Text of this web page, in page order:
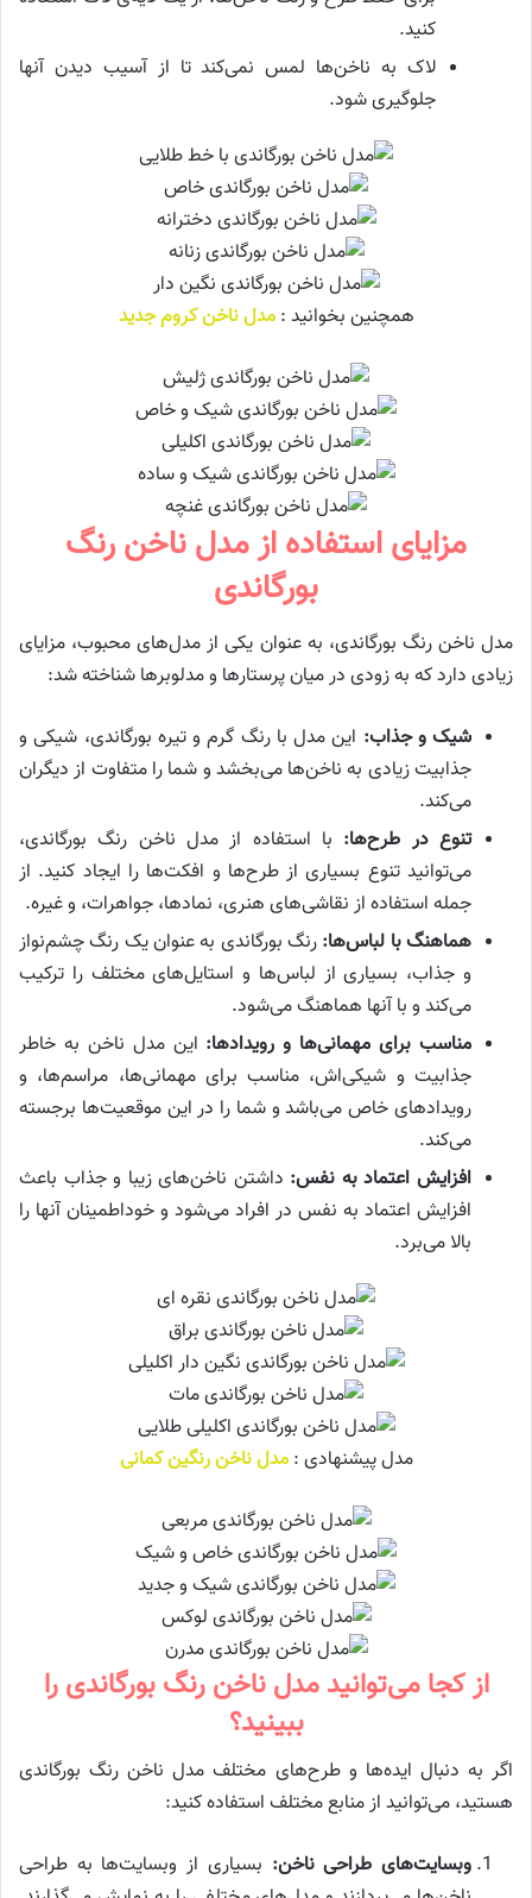
کنید.
لاک به ناخن‌ها لمس نمی‌کند تا از آسیب دیدن آنها
جلوگیری شود.
همچنین بخوانید :مدل ناخن کروم جدید
مزایای استفاده از مدل ناخن رنگ
بورگاندی
مدل ناخن رنگ بورگاندی، به عنوان یکی از مدل‌های محبوب، مزایای
زیادی دارد که به زودی در میان پرستارها و مد‌لوبرها شناخته شد:
شیک و جذاب: این مدل با رنگ گرم و تیره بورگاندی، شیکی و
جذابیت زیادی به ناخن‌ها می‌بخشد و شما را متفاوت از دیگران
می‌کند.
تنوع در طرح‌ها: با استفاده از مدل ناخن رنگ بورگاندی،
می‌توانید تنوع بسیاری از طرح‌ها و افکت‌ها را ایجاد کنید. از
جمله استفاده از نقاشی‌های هنری، نمادها، جواهرات، و غیره.
هماهنگ با لباس‌ها: رنگ بورگاندی به عنوان یک رنگ چشم‌نواز
و جذاب، بسیاری از لباس‌ها و استایل‌های مختلف را ترکیب
می‌کند و با آنها هماهنگ می‌شود.
مناسب برای مهمانی‌ها و رویدادها: این مدل ناخن به خاطر
جذابیت و شیکی‌اش، مناسب برای مهمانی‌ها، مراسم‌ها، و
رویدادهای خاص می‌باشد و شما را در این موقعیت‌ها برجسته
می‌کند.
افزایش اعتماد به نفس: داشتن ناخن‌های زیبا و جذاب باعث
افزایش اعتماد به نفس در افراد می‌شود و خود‌اطمینان آنها را
بالا می‌برد.
مدل پیشنهادی :مدل ناخن رنگین کمانی
از کجا می‌توانید مدل ناخن رنگ بورگاندی را
ببینید؟
اگر به دنبال ایده‌ها و طرح‌های مختلف مدل ناخن رنگ بورگاندی
هستید، می‌توانید از منابع مختلف استفاده کنید:
وبسایت‌های طراحی ناخن: بسیاری از وبسایت‌ها به طراحی